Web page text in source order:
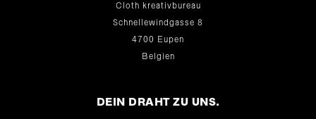
Cloth kreativbureau
Schnellewindgasse 8
4700 Eupen
Belgien
DEIN DRAHT ZU UNS.